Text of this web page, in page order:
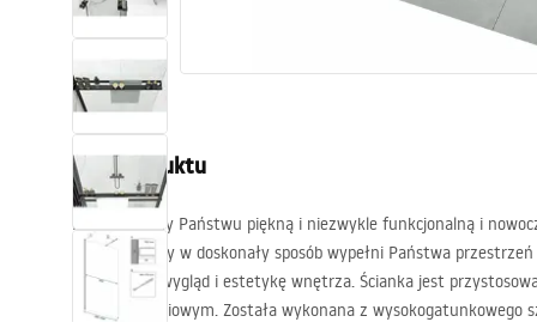
Kuchnia
Akcesoria i meble łazienkowe
Opis produktu
Prezentujemy Państwu piękną i niezwykle funkcjonalną i
produkt, który w doskonały sposób wypełni Państwa
nienaganny wygląd i estetykę wnętrza. Ścianka jest
odpływem liniowym. Została wykonana z wysokogatunkowego